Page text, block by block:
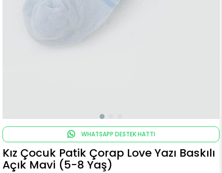
WHATSAPP DESTEK HATTI
Kız Çocuk Patik Çorap Love Yazı Baskılı
Açık Mavi (5-8 Yaş)